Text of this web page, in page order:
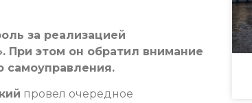
за реализацией
При этом он обратил внимание
самоуправления.
провел очередное